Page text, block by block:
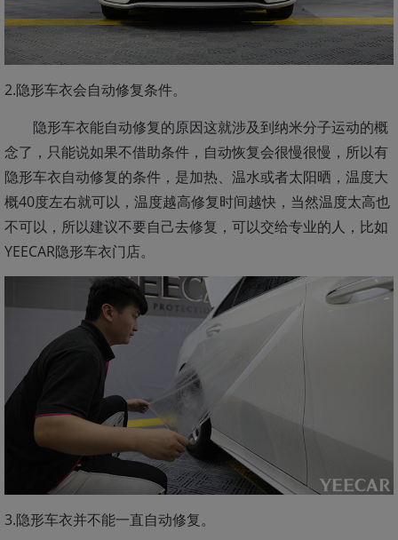
2.隐形车衣会自动修复条件。
隐形车衣能自动修复的原因这就涉及到纳米分子运动的概
念了，只能说如果不借助条件，自动恢复会很慢很慢，所以有
隐形车衣自动修复的条件，是加热、温水或者太阳晒，温度大
概40度左右就可以，温度越高修复时间越快，当然温度太高也
不可以，所以建议不要自己去修复，可以交给专业的人，比如
YEECAR隐形车衣门店。
3.隐形车衣并不能一直自动修复。